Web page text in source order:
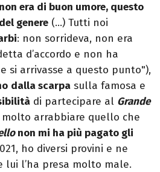
era di buon umore, questo
genere (…) Tutti noi
: non sorrideva, non era
d’accordo e non ha
si arrivasse a questo punto"),
dalla scarpa sulla famosa e
di partecipare al Grande
arrabbiare quello che
non mi ha più pagato gli
ho diversi provini e ne
lui l’ha presa molto male.